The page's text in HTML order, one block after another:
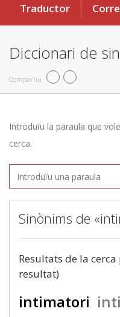
Traductor
Diccionari de
Compartiu
Introduïu la paraula que
cerca.
Sinònims de
Resultats de la cerca
resultat)
intimatori